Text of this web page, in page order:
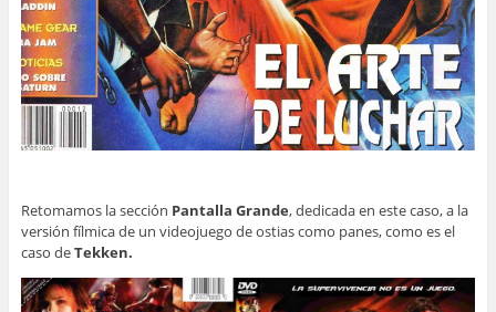
Retomamos la sección Pantalla Grande, dedicada en este caso, a la
versión fílmica de un videojuego de ostias como panes, como es el
caso deTekken.